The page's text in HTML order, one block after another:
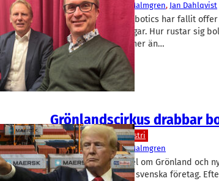
Cognibotics
Fredrik Malmgren, Jan Dahlqvist
Robotikbolaget Cognibotics har fallit
geopolitiska spänningar. Hur rustar sig
omvärlden? För lite mer än…
Grönlandscirkus drabbar
Teknik/Verkstadsindustri
Cognibotics
Fredrik Malmgren
Donald Trumps utspel om Grönland och
konkreta effekter för svenska företag.